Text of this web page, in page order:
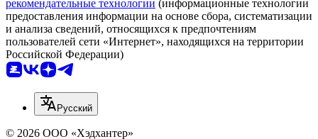
рекомендательные технологии (информационные технологии
предоставления информации на основе сбора, систематизации
и анализа сведений, относящихся к предпочтениям
пользователей сети «Интернет», находящихся на территории
Российской Федерации)
Русский
© 2026 ООО «Хэдхантер»